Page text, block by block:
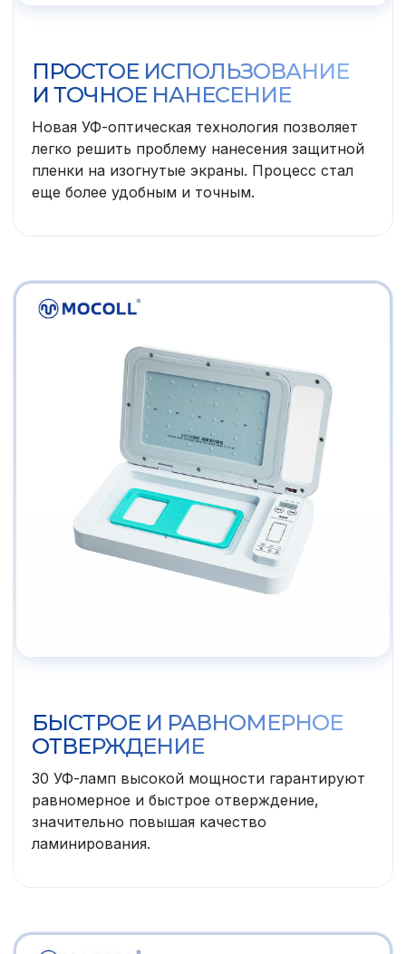
ПРОСТОЕ ИСПОЛЬЗОВАНИЕ
И ТОЧНОЕ НАНЕСЕНИЕ
Новая УФ-оптическая технология позволяет
легко решить проблему нанесения защитной
пленки на изогнутые экраны. Процесс стал
еще более удобным и точным.
БЫСТРОЕ И РАВНОМЕРНОЕ
ОТВЕРЖДЕНИЕ
30 УФ-ламп высокой мощности гарантируют
равномерное и быстрое отверждение,
значительно повышая качество
ламинирования.